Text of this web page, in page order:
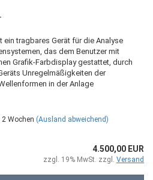
ein tragbares Gerät für die Analyse
das dem Benutzer mit
Grafik-Farbdisplay gestattet, durch
Unregelmäßigkeiten der
in der Anlage
2 Wochen (Ausland abweichend)
4.500,00 EUR
zzgl. 19% MwSt. zzgl. Versand